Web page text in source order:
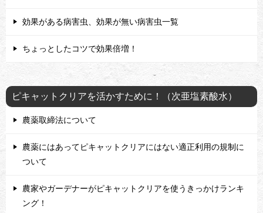
効果がある病害虫、効果が無い病害虫一覧
ちょっとしたコツで効果倍増！
ピキャットクリアを活かすために！（次亜塩素酸水）
農薬取締法について
農薬にはあってピキャットクリアにはない適正利用の規制に
ついて
農家やガーデナーがピキャットクリアを使うきっかけランキ
ング！